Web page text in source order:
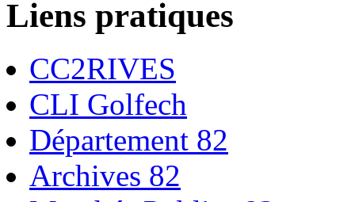
Liens pratiques
CC2RIVES
CLI Golfech
Département 82
Archives 82